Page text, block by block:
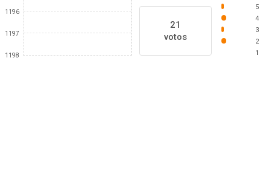
1196
1197
1198
21
votos
5
4
3
2
1